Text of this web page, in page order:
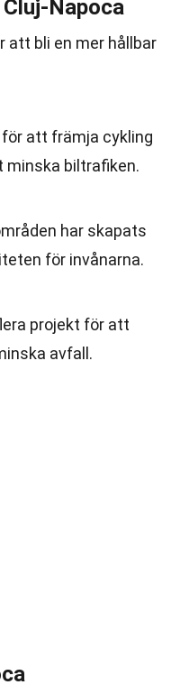
Napoca
att bli en mer hållbar
att främja cykling
biltrafiken.
har skapats
för invånarna.
projekt för att
avfall.